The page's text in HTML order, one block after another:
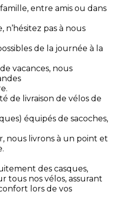
entre amis ou dans
n’hésitez pas à nous
de la journée à la
vacances, nous
de livraison de vélos de
équipés de sacoches,
nous livrons à un point et
des casques,
tous nos vélos, assurant
lors de vos